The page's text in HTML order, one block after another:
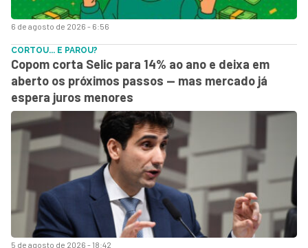
6 de agosto de 2026 - 6:56
5 de agosto de 2026 - 18:42
CORTOU... E PAROU?
Copom corta Selic para 14% ao ano e deixa em
aberto os próximos passos — mas mercado já
espera juros menores